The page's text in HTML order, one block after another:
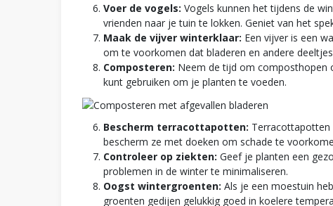
Voer de vogels: Vogels kunnen het tijdens de
vrienden naar je tuin te lokken. Geniet van het
Maak de vijver winterklaar: Een vijver is een
om te voorkomen dat bladeren en andere
Composteren: Neem de tijd om composthopen
kunt gebruiken om je planten te voeden.
Bescherm terracottapotten: Terracottapotten
bescherm ze met doeken om schade te
Controleer op ziekten: Geef je planten een
problemen in de winter te minimaliseren.
Oogst wintergroenten: Als je een moestuin
groenten gedijen gelukkig goed in koelere